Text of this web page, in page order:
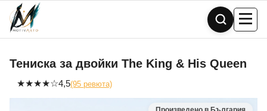
Skip
content
Тениска за двойки The King & His Queen
★★★★☆4,5(95 ревюта)